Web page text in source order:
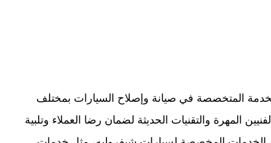
المتخصصة في صيانة وإصلاح السيارات بمختلف
المهرة والتقنيات الحديثة لضمان رضا العملاء وتلبية